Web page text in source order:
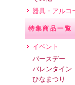
器具・アルコ
特集商品一覧
イベント
バースデー
バレンタイン
ひなまつり